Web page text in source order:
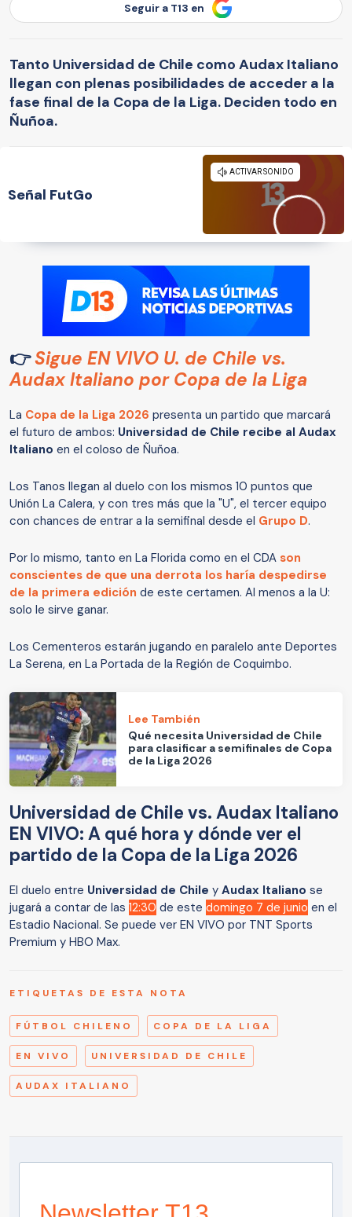
Seguir a T13 en
Tanto Universidad de Chile como Audax Italiano
llegan con plenas posibilidades de acceder a la
fase final de la Copa de la Liga. Deciden todo en
Ñuñoa.
Señal FutGo
👉Sigue EN VIVO U. de Chile vs.
Audax Italiano por Copa de la Liga
La Copa de la Liga 2026 presenta un partido que marcará
el futuro de ambos: Universidad de Chile recibe al Audax
Italiano en el coloso de Ñuñoa.
Los Tanos llegan al duelo con los mismos 10 puntos que
Unión La Calera, y con tres más que la "U", el tercer equipo
con chances de entrar a la semifinal desde el Grupo D.
Por lo mismo, tanto en La Florida como en el CDA son
conscientes de que una derrota los haría despedirse
de la primera edición de este certamen. Al menos a la U:
solo le sirve ganar.
Los Cementeros estarán jugando en paralelo ante Deportes
La Serena, en La Portada de la Región de Coquimbo.
Lee También
Qué necesita Universidad de Chile
para clasificar a semifinales de Copa
de la Liga 2026
Universidad de Chile vs. Audax Italiano
EN VIVO: A qué hora y dónde ver el
partido de la Copa de la Liga 2026
El duelo entre Universidad de Chile y Audax Italiano se
jugará a contar de las 12:30 de este domingo 7 de junio en el
Estadio Nacional. Se puede ver EN VIVO por TNT Sports
Premium y HBO Max.
ETIQUETAS DE ESTA NOTA
FÚTBOL CHILENO COPA DE LA LIGA
EN VIVO UNIVERSIDAD DE CHILE
AUDAX ITALIANO